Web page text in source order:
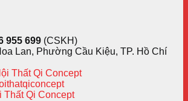
955 699 (CSKH)
Lan, Phường Cầu Kiệu, TP. Hồ Chí
Thất Qi Concept
Thất Qi Concept